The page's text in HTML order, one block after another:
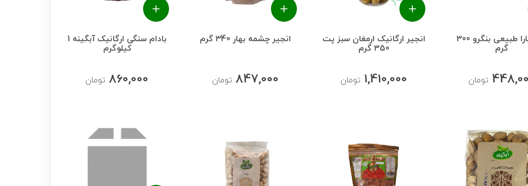
آلو بخارا طبیعی بنگرو 300
گرم
تومان
انجیر ارگانیک ارمغان سبز پت
350 گرم
1,410,000 تومان
انجیر چشمه بهار 340 گرم
847,000 تومان
بادام سنگی ارگانیک آبگینه 1
کیلوگرم
860,000 تومان